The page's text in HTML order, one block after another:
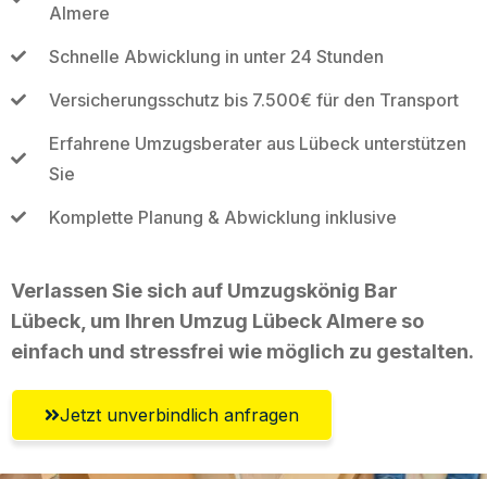
Almere
Schnelle Abwicklung in unter 24 Stunden
Versicherungsschutz bis 7.500€ für den Transport
Erfahrene Umzugsberater aus Lübeck unterstützen
Sie
Komplette Planung & Abwicklung inklusive
Verlassen Sie sich auf Umzugskönig Bar
Lübeck, um Ihren Umzug Lübeck Almere so
einfach und stressfrei wie möglich zu gestalten.
Jetzt unverbindlich anfragen